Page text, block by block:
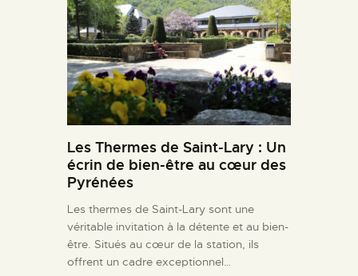
Les Thermes de Saint-Lary : Un
écrin de bien-être au cœur des
Pyrénées
Les thermes de Saint-Lary sont une
véritable invitation à la détente et au bien-
être. Situés au cœur de la station, ils
offrent un cadre exceptionnel…